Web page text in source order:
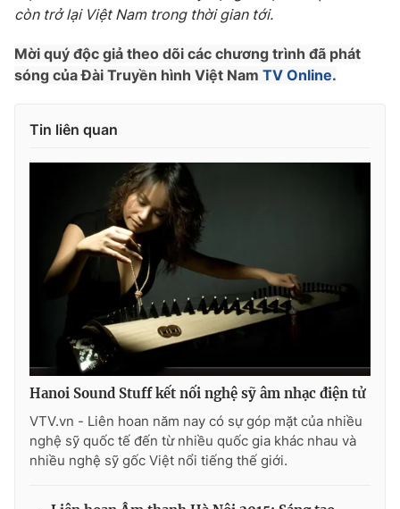
còn trở lại Việt Nam trong thời gian tới.
Mời quý độc giả theo dõi các chương trình đã phát
sóng của Đài Truyền hình Việt Nam TV Online.
Tin liên quan
Hanoi Sound Stuff kết nối nghệ sỹ âm nhạc điện tử
VTV.vn - Liên hoan năm nay có sự góp mặt của nhiều
nghệ sỹ quốc tế đến từ nhiều quốc gia khác nhau và
nhiều nghệ sỹ gốc Việt nổi tiếng thế giới.